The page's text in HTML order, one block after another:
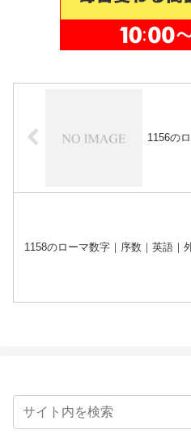
1156の
1158のローマ数字｜序数｜英語｜